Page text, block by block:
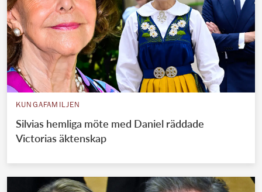
KUNGAFAMILJEN
Silvias hemliga möte med Daniel räddade
Victorias äktenskap